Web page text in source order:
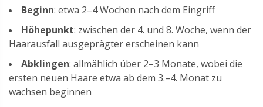
Beginn: etwa 2–4 Wochen nach dem Eingriff
Höhepunkt: zwischen der 4. und 8. Woche, wenn der
Haarausfall ausgeprägter erscheinen kann
Abklingen: allmählich über 2–3 Monate, wobei die
ersten neuen Haare etwa ab dem 3.–4. Monat zu
wachsen beginnen